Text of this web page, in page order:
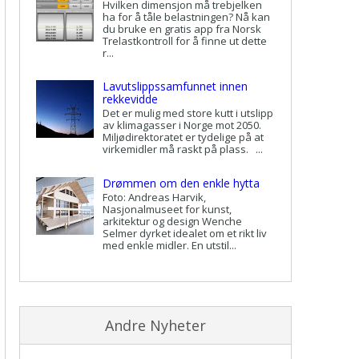
Hvilken dimensjon må trebjelken
ha for å tåle belastningen? Nå kan
du bruke en gratis app fra Norsk
Trelastkontroll for å finne ut dette
r...
Lavutslippssamfunnet innen
rekkevidde
Det er mulig med store kutt i utslipp
av klimagasser i Norge mot 2050.
Miljødirektoratet er tydelige på at
virkemidler må raskt på plass. ...
Drømmen om den enkle hytta
Foto: Andreas Harvik,
Nasjonalmuseet for kunst,
arkitektur og design Wenche
Selmer dyrket idealet om et rikt liv
med enkle midler. En utstil...
Andre Nyheter